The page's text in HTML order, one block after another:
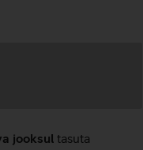
jooksul tasuta